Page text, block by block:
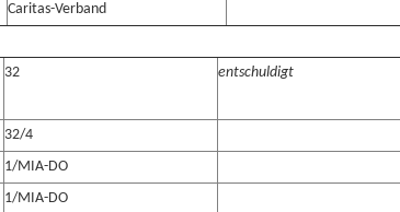
Caritas-Verband
32 entschuldigt
32/4
1/MIA-DO
1/MIA-DO